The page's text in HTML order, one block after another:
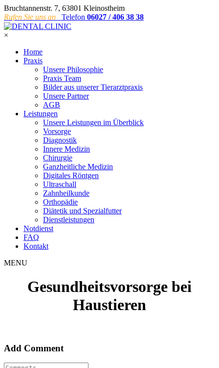
Bruchtannenstr. 7, 63801 Kleinostheim
Rufen Sie uns an
Telefon 06027 / 406 38 38
×
Home
Praxis
Unsere Philosophie
Praxis Team
Bilder aus unserer Tierarztpraxis
Unsere Partner
AGB
Leistungen
Unsere Leistungen im Überblick
Vorsorge
Diagnostik
Innere Medizin
Chirurgie
Ganzheitliche Medizin
Digitales Röntgen
Ultraschall
Zahnheilkunde
Orthopädie
Diätetik und Spezialfutter
Dienstleistungen
Notdienst
FAQ
Kontakt
MENU
Gesundheitsvorsorge bei
Haustieren
Add Comment